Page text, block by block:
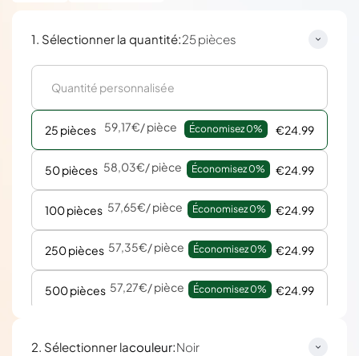
1. Sélectionner la quantité:25 pièces
25 pièces 59,17€/ pièce Économisez 0% €24.99
50 pièces 58,03€/ pièce Économisez 0% €24.99
100 pièces 57,65€/ pièce Économisez 0% €24.99
250 pièces 57,35€/ pièce Économisez 0% €24.99
500 pièces 57,27€/ pièce Économisez 0% €24.99
2. Sélectionner lacouleur:Noir